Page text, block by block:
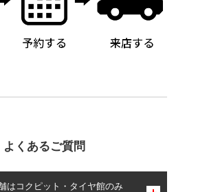
よくあるご質問
はコクピット・タイヤ館のみ